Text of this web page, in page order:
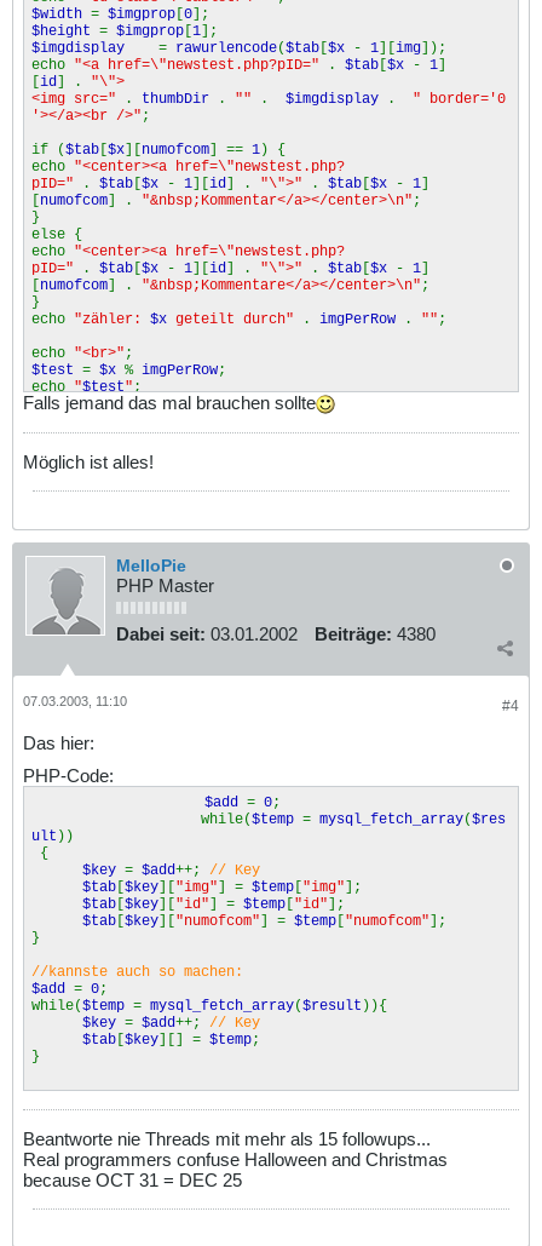
$width = $imgprop [0];
$height = $imgprop [1];
$imgdisplay = rawurlencode($tab [$x - 1][img]);
echo "<a href=\"newstest.php?pID=" . $tab [$x - 1]
[id] . "\">
<img src="
. thumbDir . "" . $imgdisplay . " border='0
'></a><br />" ;
if ($tab [$x][numofcom] == 1) {
echo "<center><a href=\"newstest.php?
pID="
. $tab [$x - 1][id] . "\">" . $tab [$x - 1]
[numofcom] . "&nbsp;Kommentar</a></center>\n" ;
}
else {
echo "<center><a href=\"newstest.php?
pID="
. $tab [$x - 1][id] . "\">" . $tab [$x - 1]
[numofcom] . "&nbsp;Kommentare</a></center>\n" ;
}
echo "zähler: $x geteilt durch" . imgPerRow . "" ;
echo "<br>" ;
$test = $x % imgPerRow;
echo "$test" ;
if ($x%imgPerRow==0&&$x!=imgPerPage) {
echo "</tr><tr>\n"
}
}
Falls jemand das mal brauchen sollte
Möglich ist alles!
MelloPie
PHP Master
Dabei seit: 03.01.2002 Beiträge: 4380
#4
07.03.2003, 11:10
Das hier:
PHP-Code:
$add = 0;
while($temp = mysql_fetch_array($res
ult ))
{
$key = $add++; // Key
$tab [$key]["img"] = $temp ["img"];
$tab [$key]["id"] = $temp ["id"];
$tab [$key]["numofcom"] = $temp ["numofcom"];
}
//kannste auch so machen:
$add = 0;
while($temp = mysql_fetch_array($result )){
$key = $add++; // Key
$tab [$key][] = $temp;
}
Beantworte nie Threads mit mehr als 15 followups...
Real programmers confuse Halloween and Christmas
because OCT 31 = DEC 25